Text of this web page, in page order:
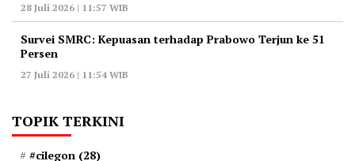
28 Juli 2026 | 11:57 WIB
‎Survei SMRC: Kepuasan terhadap Prabowo Terjun ke 51
Persen
27 Juli 2026 | 11:54 WIB
TOPIK TERKINI
#cilegon (28)